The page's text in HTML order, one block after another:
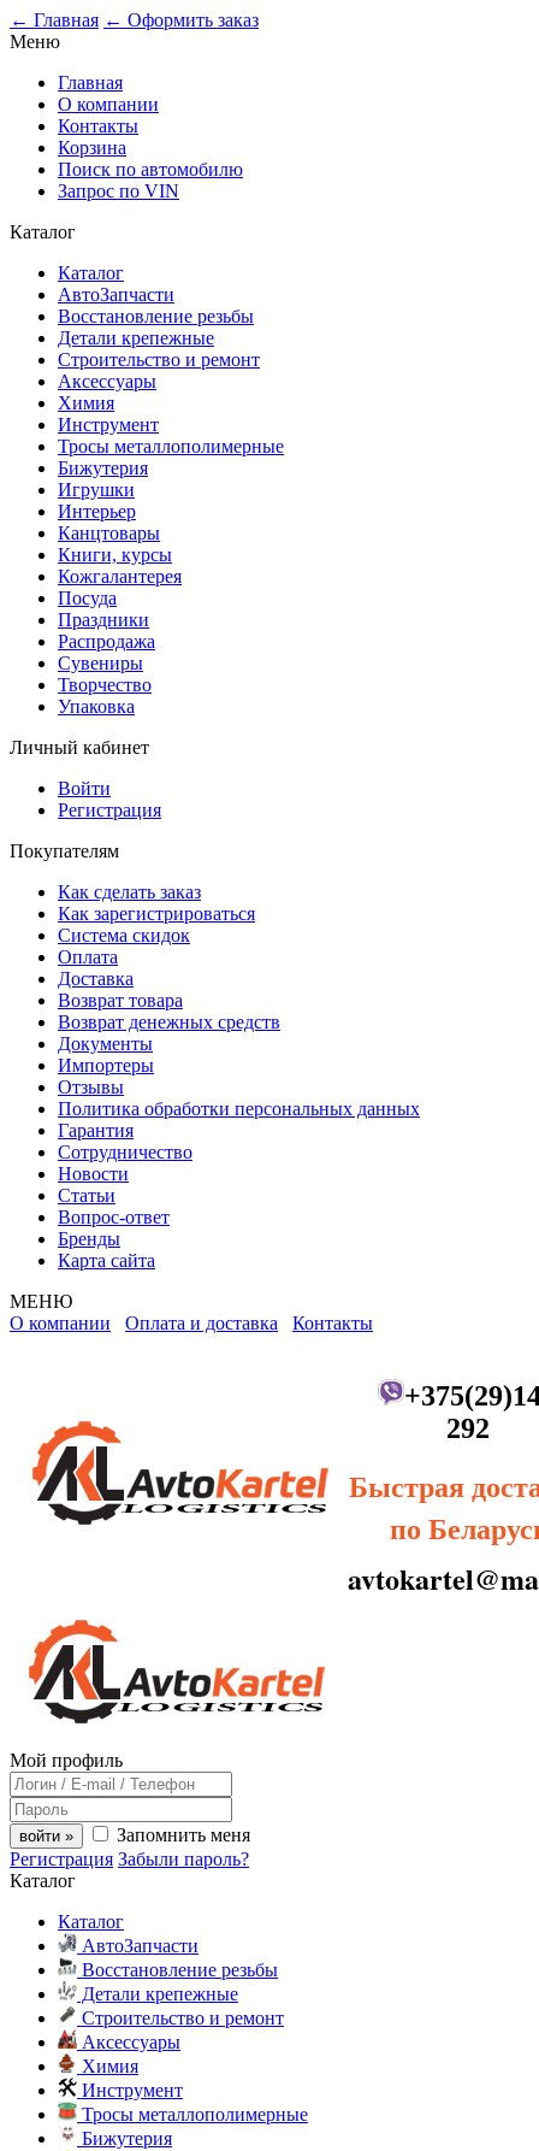
← Главная ← Оформить заказ
Меню
Главная
О компании
Контакты
Корзина
Поиск по автомобилю
Запрос по VIN
Каталог
Каталог
АвтоЗапчасти
Восстановление резьбы
Детали крепежные
Строительство и ремонт
Аксессуары
Химия
Инструмент
Тросы металлополимерные
Бижутерия
Игрушки
Интерьер
Канцтовары
Книги, курсы
Кожгалантерея
Посуда
Праздники
Распродажа
Сувениры
Творчество
Упаковка
Личный кабинет
Войти
Регистрация
Покупателям
Как сделать заказ
Как зарегистрироваться
Система скидок
Оплата
Доставка
Возврат товара
Возврат денежных средств
Документы
Импортеры
Отзывы
Политика обработки персональных данных
Гарантия
Сотрудничество
Новости
Статьи
Вопрос-ответ
Бренды
Карта сайта
МЕНЮ
О компании Оплата и доставка Контакты
292
Быстрая
по
Мой профиль
войти »
Запомнить меня
Регистрация Забыли пароль?
Каталог
Каталог
АвтоЗапчасти
Восстановление резьбы
Детали крепежные
Строительство и ремонт
Аксессуары
Химия
Инструмент
Тросы металлополимерные
Бижутерия